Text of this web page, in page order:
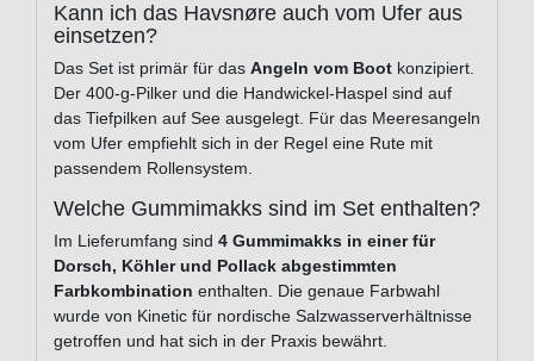
Kann ich das Havsnøre auch vom Ufer aus
einsetzen?
Das Set ist primär für das Angeln vom Boot konzipiert.
Der 400-g-Pilker und die Handwickel-Haspel sind auf
das Tiefpilken auf See ausgelegt. Für das Meeresangeln
vom Ufer empfiehlt sich in der Regel eine Rute mit
passendem Rollensystem.
Welche Gummimakks sind im Set enthalten?
Im Lieferumfang sind 4 Gummimakks in einer für
Dorsch, Köhler und Pollack abgestimmten
Farbkombination enthalten. Die genaue Farbwahl
wurde von Kinetic für nordische Salzwasserverhältnisse
getroffen und hat sich in der Praxis bewährt.